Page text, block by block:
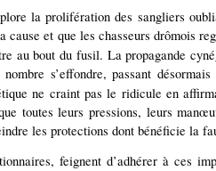
la prolifération des sangliers
cause et que les chasseurs drômois
au bout du fusil. La propagande
s’effondre, passant
ne craint pas le ridicule en
toutes leurs pressions, leurs
les protections dont bénéficie la
feignent d’adhérer à ces